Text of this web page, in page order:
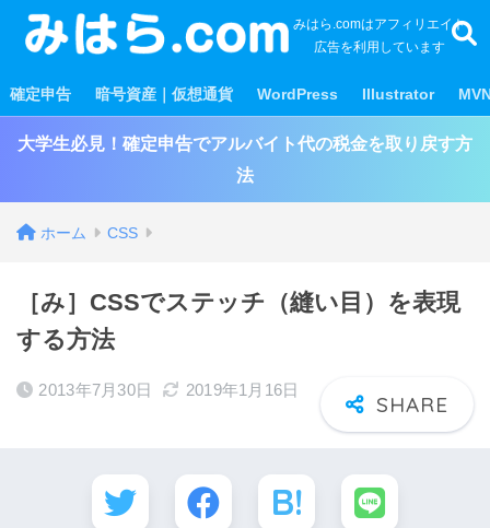
みはら.comはアフィリエイト
広告を利用しています
確定申告 暗号資産｜仮想通貨 WordPress Illustrator
大学生必見！確定申告でアルバイト代の税金を取り戻す方
法
ホーム CSS
［み］CSSでステッチ（縫い目）を表現
する方法
2013年7月30日 2019年1月16日